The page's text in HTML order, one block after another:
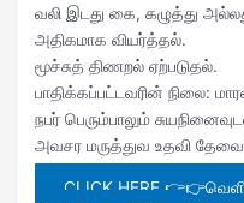
​வலி இடது கை, கழுத்து
​அதிகமாக வியர்த்தல்.
​மூச்சுத் திணறல் ஏற்படுதல்.
​பாதிக்கப்பட்டவரின் நிலை:
நபர் பெரும்பாலும்
அவசர மருத்துவ உதவி
CLICK HERE